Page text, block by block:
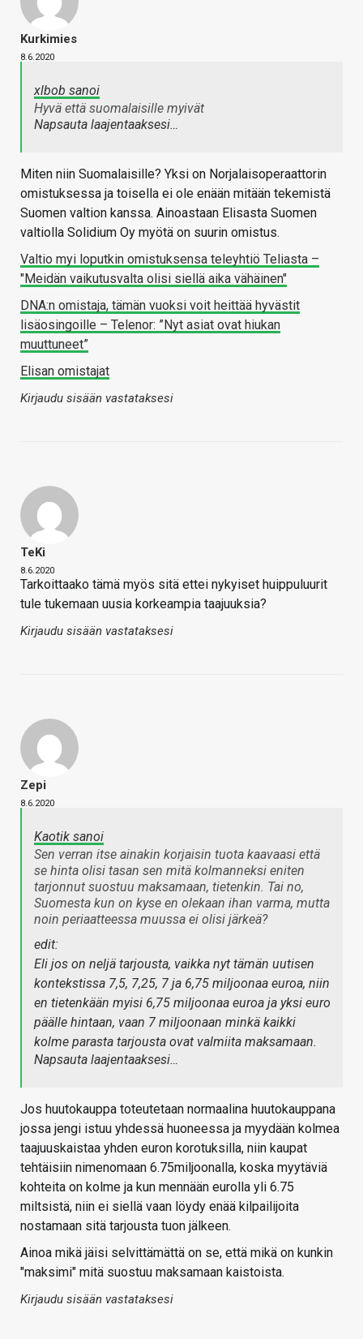
Kurkimies
8.6.2020
xlbob sanoi
Hyvä että suomalaisille myivät
Napsauta laajentaaksesi…
Miten niin Suomalaisille? Yksi on Norjalaisoperaattorin
omistuksessa ja toisella ei ole enään mitään tekemistä
Suomen valtion kanssa. Ainoastaan Elisasta Suomen
valtiolla Solidium Oy myötä on suurin omistus.
Valtio myi loputkin omistuksensa teleyhtiö Teliasta –
"Meidän vaikutusvalta olisi siellä aika vähäinen"
DNA:n omistaja, tämän vuoksi voit heittää hyvästit
lisäosingoille – Telenor: ”Nyt asiat ovat hiukan
muuttuneet”
Elisan omistajat
Kirjaudu sisään vastataksesi
TeKi
8.6.2020
Tarkoittaako tämä myös sitä ettei nykyiset huippuluurit
tule tukemaan uusia korkeampia taajuuksia?
Kirjaudu sisään vastataksesi
Zepi
8.6.2020
Kaotik sanoi
Sen verran itse ainakin korjaisin tuota kaavaasi että
se hinta olisi tasan sen mitä kolmanneksi eniten
tarjonnut suostuu maksamaan, tietenkin. Tai no,
Suomesta kun on kyse en olekaan ihan varma, mutta
noin periaatteessa muussa ei olisi järkeä?
edit:
Eli jos on neljä tarjousta, vaikka nyt tämän uutisen
kontekstissa 7,5, 7,25, 7 ja 6,75 miljoonaa euroa, niin
en tietenkään myisi 6,75 miljoonaa euroa ja yksi euro
päälle hintaan, vaan 7 miljoonaan minkä kaikki
kolme parasta tarjousta ovat valmiita maksamaan.
Napsauta laajentaaksesi…
Jos huutokauppa toteutetaan normaalina huutokauppana
jossa jengi istuu yhdessä huoneessa ja myydään kolmea
taajuuskaistaa yhden euron korotuksilla, niin kaupat
tehtäisiin nimenomaan 6.75miljoonalla, koska myytäviä
kohteita on kolme ja kun mennään eurolla yli 6.75
miltsistä, niin ei siellä vaan löydy enää kilpailijoita
nostamaan sitä tarjousta tuon jälkeen.
Ainoa mikä jäisi selvittämättä on se, että mikä on kunkin
"maksimi" mitä suostuu maksamaan kaistoista.
Kirjaudu sisään vastataksesi